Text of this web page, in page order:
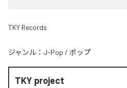
TKY Records
ジャンル： J-Pop / ポップ
TKY project